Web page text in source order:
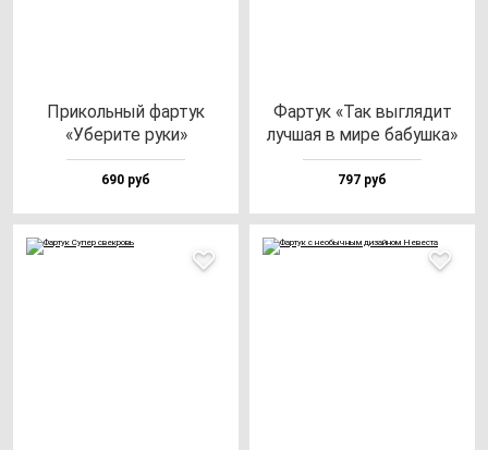
При­коль­ный фар­тук
«Убе­ри­те ру­ки»
690 руб
Фар­тук «Так выг­ля­дит
луч­шая в ми­ре ба­буш­ка»
797 руб